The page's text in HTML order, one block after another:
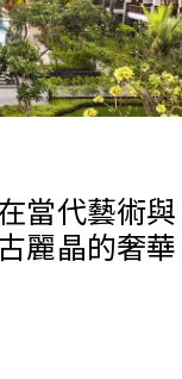
當代藝術與
麗晶的奢華